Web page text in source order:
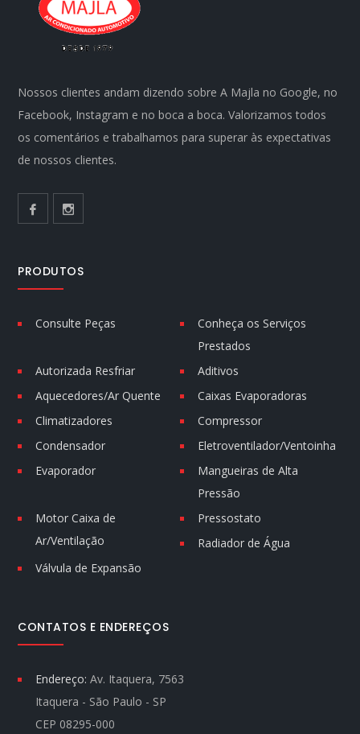
Nossos clientes andam dizendo sobre A Majla no Google, no
Facebook, Instagram e no boca a boca. Valorizamos todos
os comentários e trabalhamos para superar às expectativas
de nossos clientes.
PRODUTOS
Consulte Peças
Conheça os Serviços
Prestados
Autorizada Resfriar
Aditivos
Aquecedores/Ar Quente
Caixas Evaporadoras
Climatizadores
Compressor
Condensador
Eletroventilador/Ventoinha
Evaporador
Mangueiras de Alta
Pressão
Motor Caixa de
Ar/Ventilação
Pressostato
Radiador de Água
Válvula de Expansão
CONTATOS E ENDEREÇOS
Endereço: Av. Itaquera, 7563
Itaquera - São Paulo - SP
CEP 08295-000